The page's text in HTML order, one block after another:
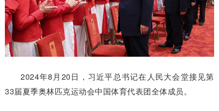
2024年8月20日，习近平总书记在人民大会堂接见第
33届夏季奥林匹克运动会中国体育代表团全体成员。